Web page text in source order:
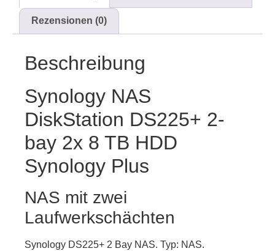
Rezensionen (0)
Beschreibung
Synology NAS
DiskStation DS225+ 2-
bay 2x 8 TB HDD
Synology Plus
NAS mit zwei
Laufwerkschächten
Synology DS225+ 2 Bay NAS. Typ: NAS.